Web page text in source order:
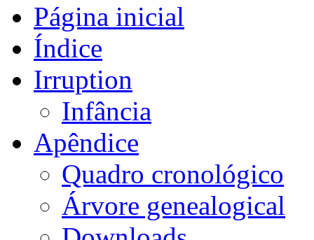
Página inicial
Índice
Irruption
Infância
Apêndice
Quadro cronológico
Árvore genealogical